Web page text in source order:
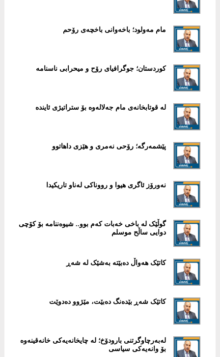
مام مەولود؛ باخەوانی باخچەی رۆحم
کوردستان؛ جوگرافیای رۆح و میحرابی ناسنامە
لە قوتابخانەی مام جەلالەوە بۆ ستراتیژی ئایندە
پێشمەرگە؛ رۆحی نەمری و هێزی داهاتوو
نەورۆز ئاگری هیوا و رووناکی لەناو تاریکیدا
گوڵێک لە باخی خەبات کەم بوو.. شیوەننامە بۆ کۆچی
دوایی ساڵح موسلم
کاتێک هەواڵ دەبێتە بەشێک لە شەڕ
کاتێک شەڕ بێدەنگ دەبێت، مێژوو دەدوێت
لەبەرچاوگرتنی بارودۆخ؛ لە چایخانەیەکی خانەقینەوە
بۆ وانەیەکی سیاسی